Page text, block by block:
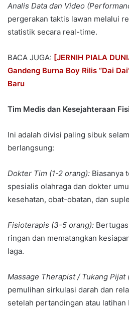
Analis Data dan Video
pergerakan taktis lawan melalui
statistik secara real-time.
BACA JUGA: [JERNIH PIALA
Gandeng Burna Boy Rilis “Dai
Baru
Tim Medis dan Kesejahteraan
Ini adalah divisi paling sibuk
berlangsung:
Dokter Tim (1-2 orang): Biasanya
spesialis olahraga dan dokter
kesehatan, obat-obatan, dan
Fisioterapis (3-5 orang):
ringan dan mematangkan
laga.
Massage Therapist / Tukang Pijat
pemulihan sirkulasi darah dan
setelah pertandingan atau latihan